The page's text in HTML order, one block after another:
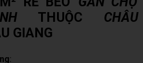
THUỘC CHÂU
GIANG
: